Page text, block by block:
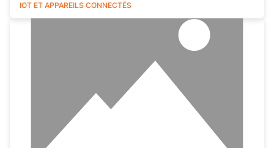
UTILITIES
IOT ET APPAREILS CONNECTÉS